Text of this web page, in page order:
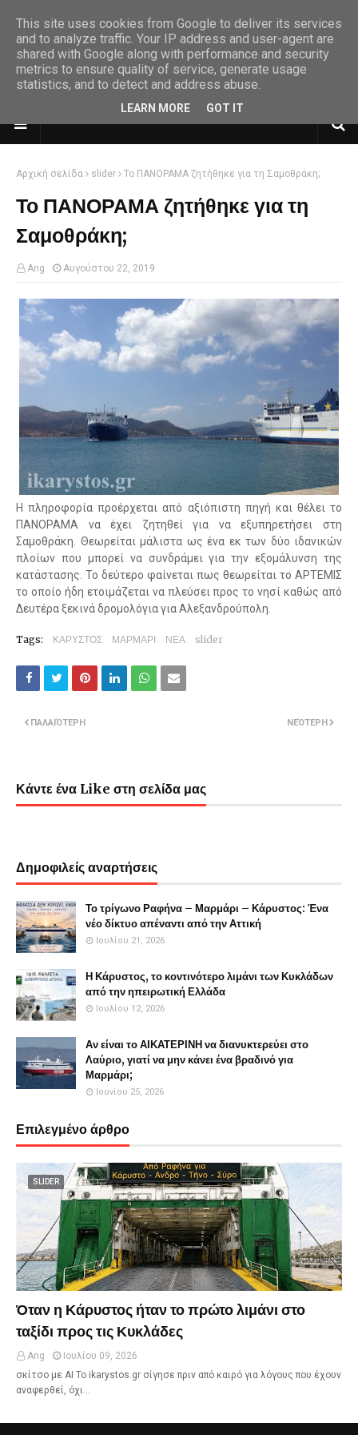
Αρχική σελίδα slider Το ΠΑΝΟΡΑΜΑ ζητήθηκε για τη Σαμοθράκη;
Το ΠΑΝΟΡΑΜΑ ζητήθηκε για τη
Σαμοθράκη;
Ang Αυγούστου 22, 2019
Η πληροφορία προέρχεται από αξιόπιστη πηγή και θέλει το
ΠΑΝΟΡΑΜΑ να έχει ζητηθεί για να εξυπηρετήσει στη
Σαμοθράκη. Θεωρείται μάλιστα ως ένα εκ των δύο ιδανικών
πλοίων που μπορεί να συνδράμει για την εξομάλυνση της
κατάστασης. Το δεύτερο φαίνεται πως θεωρείται το ΑΡΤΕΜΙΣ
το οποίο ήδη ετοιμάζεται να πλεύσει προς το νησί καθώς από
Δευτέρα ξεκινά δρομολόγια για Αλεξανδρούπολη.
Tags: ΚΑΡΥΣΤΟΣ ΜΑΡΜΑΡΙ ΝΕΑ slider
ΝΕΌΤΕΡΗ
ΠΑΛΑΙΌΤΕΡΗ
Κάντε ένα Like στη σελίδα μας
Δημοφιλείς αναρτήσεις
Το τρίγωνο Ραφήνα – Μαρμάρι – Κάρυστος: Ένα
νέο δίκτυο απέναντι από την Αττική
Ιουλίου 21, 2026
Η Κάρυστος, το κοντινότερο λιμάνι των Κυκλάδων
από την ηπειρωτική Ελλάδα
Ιουλίου 12, 2026
Αν είναι το ΑΙΚΑΤΕΡΙΝΗ να διανυκτερεύει στο
Λαύριο, γιατί να μην κάνει ένα βραδινό για
Μαρμάρι;
Ιουνίου 25, 2026
Επιλεγμένο άρθρο
SLIDER
Όταν η Κάρυστος ήταν το πρώτο λιμάνι στο
ταξίδι προς τις Κυκλάδες
Ang
Ιουλίου 09, 2026
σκίτσο με ΑΙ Το ikarystos.gr σίγησε πριν από καιρό για λόγους που έχουν
αναφερθεί, όχι…
This site uses cookies from Google to deliver its services
and to analyze traffic. Your IP address and user-agent are
shared with Google along with performance and security
metrics to ensure quality of service, generate usage
statistics, and to detect and address abuse.
LEARN MORE GOT IT